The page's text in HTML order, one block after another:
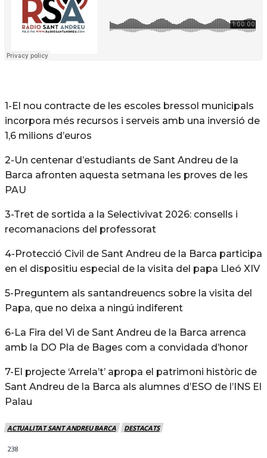
1-El nou contracte de les escoles bressol municipals
incorpora més recursos i serveis amb una inversió de
1,6 milions d’euros
2-Un centenar d’estudiants de Sant Andreu de la
Barca afronten aquesta setmana les proves de les
PAU
3-Tret de sortida a la Selectivivat 2026: consells i
recomanacions del professorat
4-Protecció Civil de Sant Andreu de la Barca participa
en el dispositiu especial de la visita del papa Lleó XIV
5-Preguntem als santandreuencs sobre la visita del
Papa, que no deixa a ningú indiferent
6-La Fira del Vi de Sant Andreu de la Barca arrenca
amb la DO Pla de Bages com a convidada d’honor
7-El projecte ‘Arrela’t’ apropa el patrimoni històric de
Sant Andreu de la Barca als alumnes d’ESO de l’INS El
Palau
ACTUALITAT SANT ANDREU BARCA DESTACATS
238